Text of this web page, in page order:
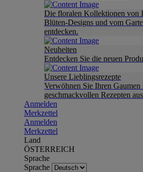
Die floralen Kollektionen von
Blüten-Designs und vom
entdecken.
Neuheiten
Entdecken Sie die neuen
Unsere Lieblingsrezepte
Verwöhnen Sie Ihren Gaumen
geschmackvollen Rezepten
Anmelden
Merkzettel
Anmelden
Merkzettel
Land
ÖSTERREICH
Sprache
Sprache